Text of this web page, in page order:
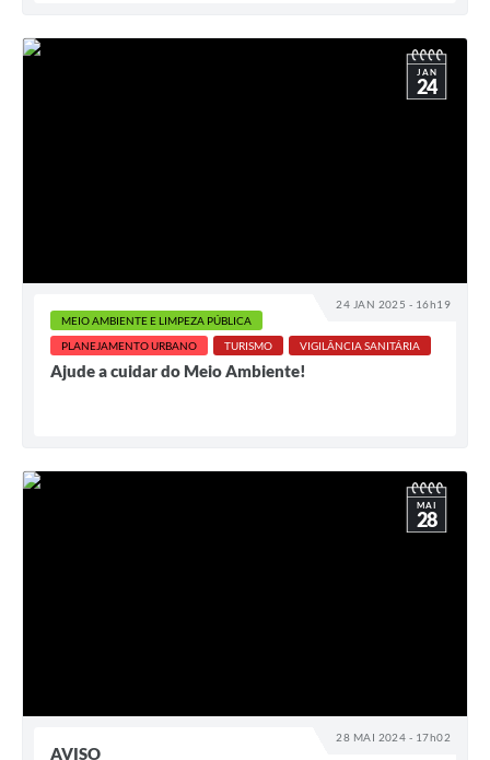
24 JAN 2025 - 16h19
JAN
24
MEIO AMBIENTE E LIMPEZA PÚBLICA
PLANEJAMENTO URBANO
TURISMO VIGILÂNCIA SANITÁRIA
Ajude a cuidar do Meio Ambiente!
28 MAI 2024 - 17h02
MAI
28
AVISO